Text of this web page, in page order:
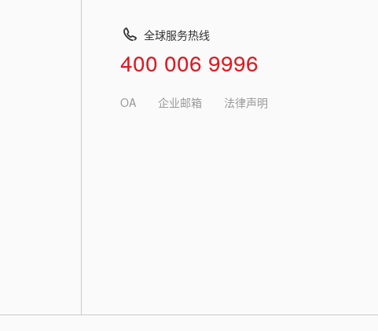
全球服务热线
400 006 9996
OA 企业邮箱 法律声明